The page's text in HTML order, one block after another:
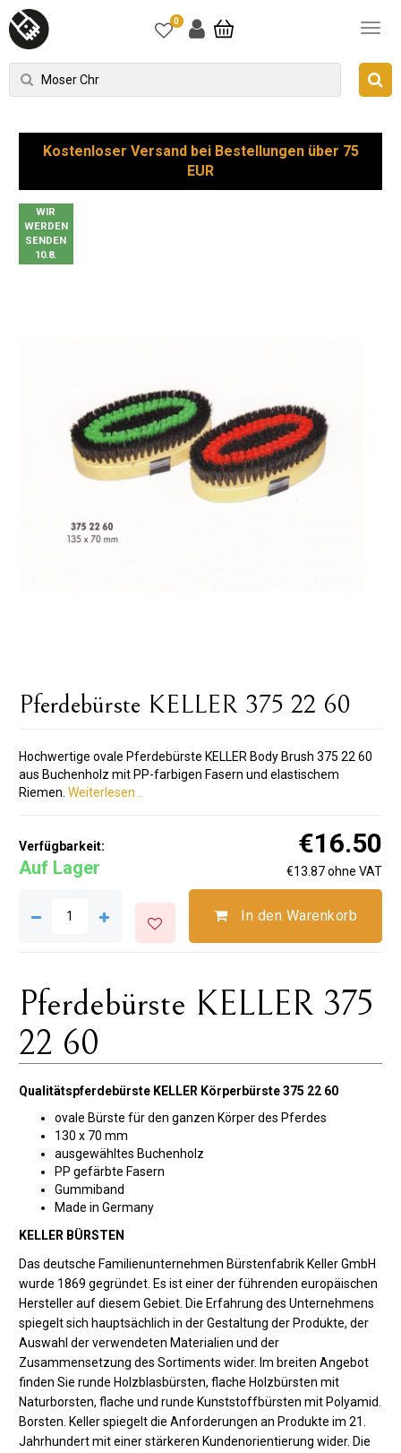
0
Kostenloser Versand bei Bestellungen über 75
EUR
WIR
WERDEN
SENDEN
10.8.
Pferdebürste KELLER 375 22 60
Hochwertige ovale Pferdebürste KELLER Body Brush 375 22 60
aus Buchenholz mit PP-farbigen Fasern und elastischem
Riemen. Weiterlesen ..
Verfügbarkeit:
Auf Lager
€16.50
€13.87 ohne VAT
In den Warenkorb
Pferdebürste KELLER 375
22 60
Qualitätspferdebürste KELLER Körperbürste 375 22 60
ovale Bürste für den ganzen Körper des Pferdes
130 x 70 mm
ausgewähltes Buchenholz
PP gefärbte Fasern
Gummiband
Made in Germany
KELLER BÜRSTEN
Das deutsche Familienunternehmen Bürstenfabrik Keller GmbH
wurde 1869 gegründet. Es ist einer der führenden europäischen
Hersteller auf diesem Gebiet. Die Erfahrung des Unternehmens
spiegelt sich hauptsächlich in der Gestaltung der Produkte, der
Auswahl der verwendeten Materialien und der
Zusammensetzung des Sortiments wider. Im breiten Angebot
finden Sie runde Holzblasbürsten, flache Holzbürsten mit
Naturborsten, flache und runde Kunststoffbürsten mit Polyamid.
Borsten. Keller spiegelt die Anforderungen an Produkte im 21.
Jahrhundert mit einer stärkeren Kundenorientierung wider. Die